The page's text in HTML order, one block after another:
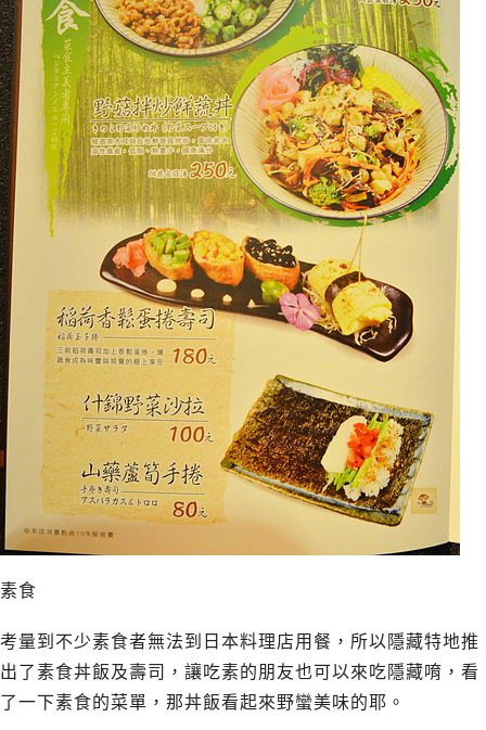
素食
考量到不少素食者無法到日本料理店用餐，所以隱藏特地推
出了素食丼飯及壽司，讓吃素的朋友也可以來吃隱藏唷，看
了一下素食的菜單，那丼飯看起來野蠻美味的耶。